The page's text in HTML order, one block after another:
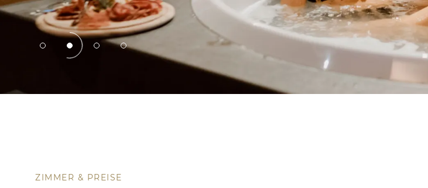
Zimmer & Preise
Verwöhnleistungen
Wellnesspakete
Anfragen
ZIMMER & PREISE